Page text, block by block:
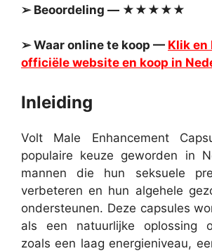
➢ Beoordeling — ★★★★★
➢ Waar online te koop — Klik en
officiële website en koop in
Inleiding
Volt Male Enhancement
populaire keuze geworden in
mannen die hun seksuele
verbeteren en hun algehele
ondersteunen. Deze capsules
als een natuurlijke oplossing
zoals een laag energieniveau,